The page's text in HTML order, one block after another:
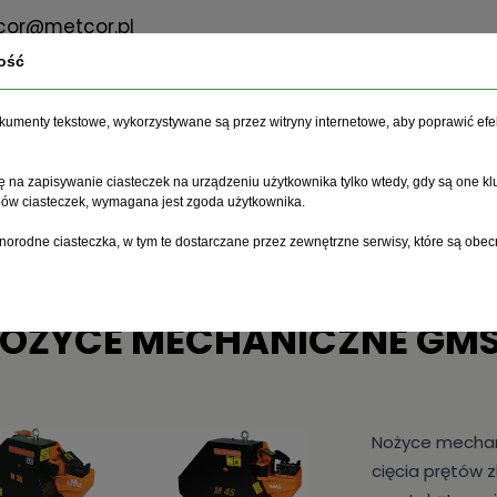
Nożyce mechaniczne do prętów Nożyce mechaniczne
MECHANICZNE
Nożyce
cięcia prętów
tekstowe, wykorzystywane są przez witryny internetowe, aby poprawić
na zapisywanie ciasteczek na urządzeniu użytkownika tylko wtedy, gdy są one
ciasteczek, wymagana jest zgoda użytkownika.
ciasteczka, w tym te dostarczane przez zewnętrzne serwisy, które są